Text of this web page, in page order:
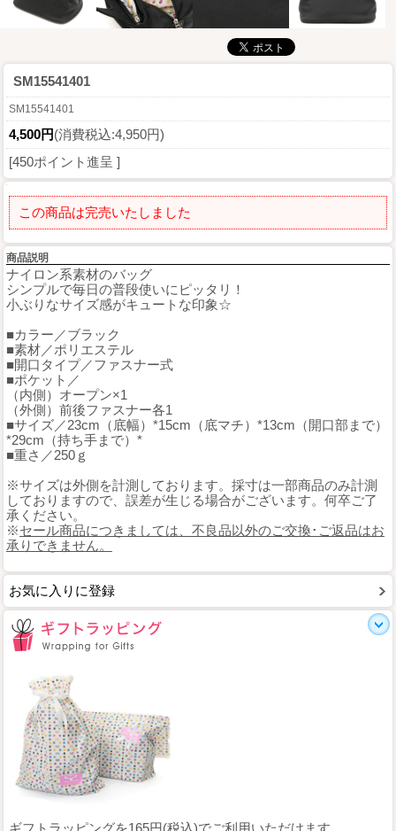
SM15541401
SM15541401
4,500円(消費税込:4,950円)
[450ポイント進呈 ]
この商品は完売いたしました
商品説明
ナイロン系素材のバッグ
シンプルで毎日の普段使いにピッタリ！
小ぶりなサイズ感がキュートな印象☆
■カラー／ブラック
■素材／ポリエステル
■開口タイプ／ファスナー式
■ポケット／
（内側）オープン×1
（外側）前後ファスナー各1
■サイズ／23cm（底幅）*15cm（底マチ）*13cm（開口部まで）
*29cm（持ち手まで）*
■重さ／250ｇ
※サイズは外側を計測しております。採寸は一部商品のみ計測
しておりますので、誤差が生じる場合がございます。何卒ご了
承ください。
※セール商品につきましては、不良品以外のご交換･ご返品はお
承りできません。
お気に入りに登録